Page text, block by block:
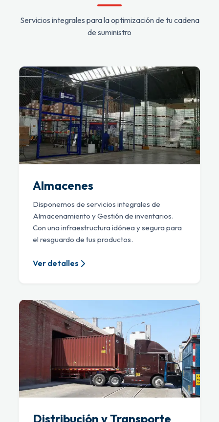
Servicios integrales para la optimización de tu cadena
de suministro
Almacenes
Disponemos de servicios integrales de
Almacenamiento y Gestión de inventarios.
Con una infraestructura idónea y segura para
el resguardo de tus productos.
Ver detalles
Distribución y Transporte